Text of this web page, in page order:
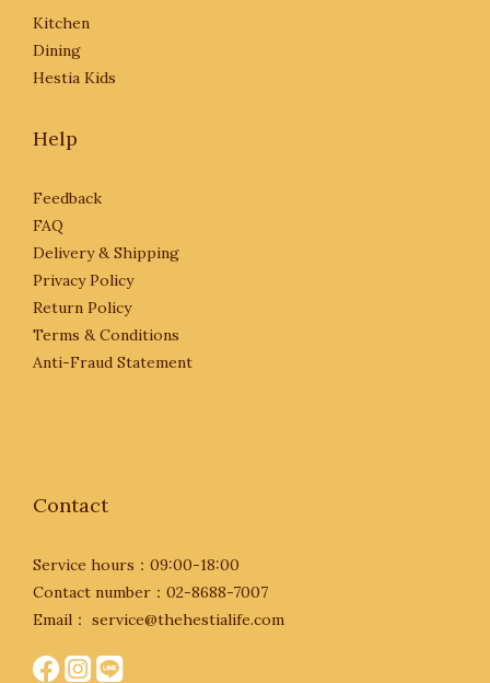
Kitchen
Dining
Hestia Kids
Help
Feedback
FAQ
Delivery & Shipping
Privacy Policy
Return Policy
Terms & Conditions
Anti-Fraud Statement
Contact
Service hours：09:00-18:00
Contact number：02-8688-7007
Email： service@thehestialife.com